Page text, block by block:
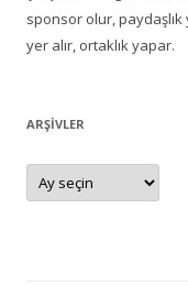
sponsor olur,
yer alır, ortaklık yapar.
ARŞIVLER
Arşivler